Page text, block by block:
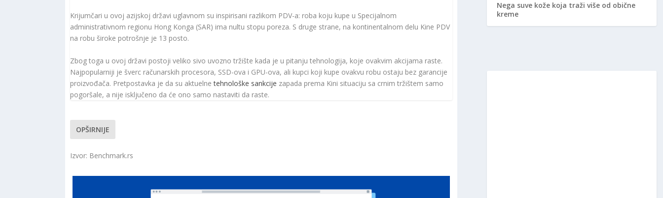
Krijumčari u ovoj azijskoj državi uglavnom su inspirisani razlikom PDV-a: roba koju kupe u Specijalnom
administrativnom regionu Hong Konga (SAR) ima nultu stopu poreza. S druge strane, na kontinentalnom delu Kine PDV
na robu široke potrošnje je 13 posto.
Zbog toga u ovoj državi postoji veliko sivo uvozno tržište kada je u pitanju tehnologija, koje ovakvim akcijama raste.
Najpopularniji je šverc računarskih procesora, SSD-ova i GPU-ova, ali kupci koji kupe ovakvu robu ostaju bez garancije
proizvođača. Pretpostavka je da su aktuelnetehnološke sankcije zapada prema Kini situaciju sa crnim tržištem samo
pogoršale, a nije isključeno da će ono samo nastaviti da raste.
OPŠIRNIJE
Izvor: Benchmark.rs
Nega suve kože koja traži više od obične
kreme